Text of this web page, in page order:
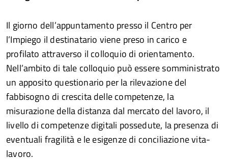
Il giorno dell’appuntamento presso il Centro per
l’Impiego il destinatario viene preso in carico e
profilato attraverso il colloquio di orientamento.
Nell’ambito di tale colloquio può essere somministrato
un apposito questionario per la rilevazione del
fabbisogno di crescita delle competenze, la
misurazione della distanza dal mercato del lavoro, il
livello di competenze digitali possedute, la presenza di
eventuali fragilità e le esigenze di conciliazione vita-
lavoro.